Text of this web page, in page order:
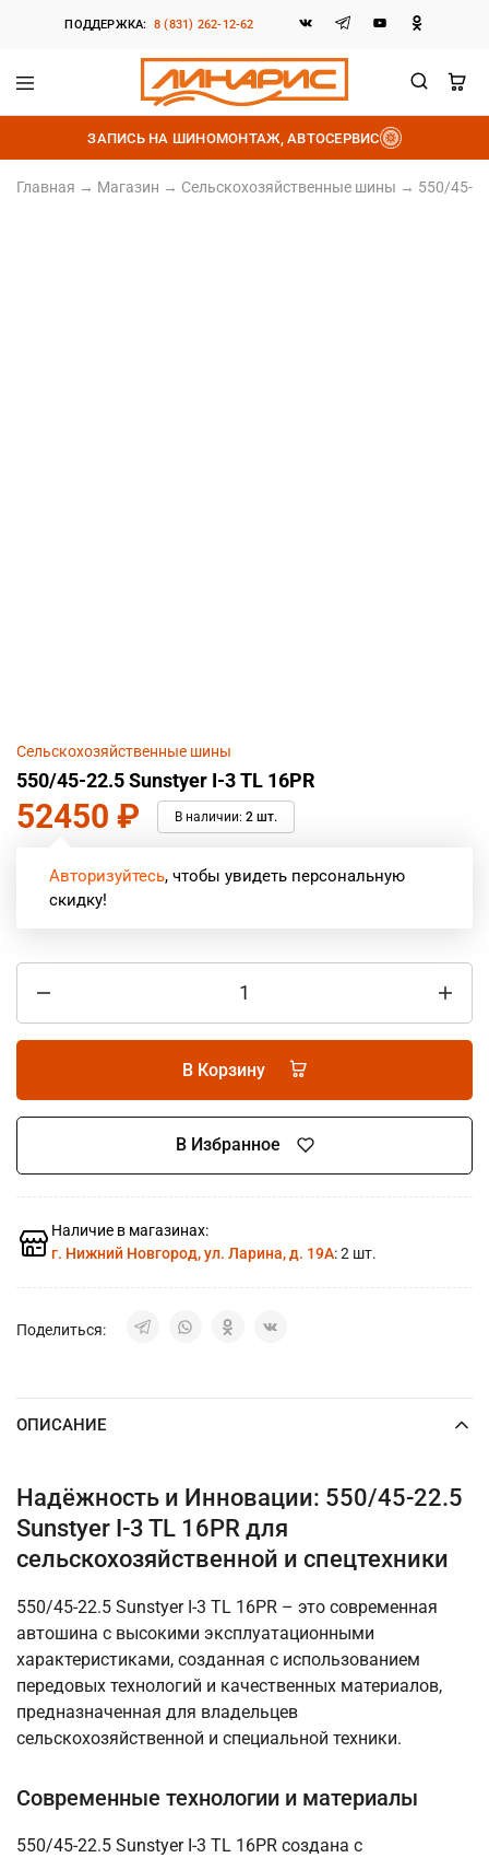
ПОДДЕРЖКА: 8 (831) 262-12-62
Линарис
Продажа
шин,
дисков
и
аккумуляторов
ЗАПИСЬ НА ШИНОМОНТАЖ, АВТОСЕРВИС
Главная → Магазин → Сельскохозяйственные шины → 550/45-
Сельскохозяйственные шины
550/45-22.5 Sunstyer I-3 TL 16PR
52450 ₽ В наличии: 2 шт.
Авторизуйтесь, чтобы увидеть персональную
скидку!
В Корзину
В Избранное
Наличие в магазинах:
г. Нижний Новгород, ул. Ларина, д. 19А: 2 шт.
Поделиться:
ОПИСАНИЕ
Надёжность и Инновации: 550/45-22.5
Sunstyer I-3 TL 16PR для
сельскохозяйственной и спецтехники
550/45-22.5 Sunstyer I-3 TL 16PR – это современная
автошина с высокими эксплуатационными
характеристиками, созданная с использованием
передовых технологий и качественных материалов,
предназначенная для владельцев
сельскохозяйственной и специальной техники.
Современные технологии и материалы
550/45-22.5 Sunstyer I-3 TL 16PR создана с